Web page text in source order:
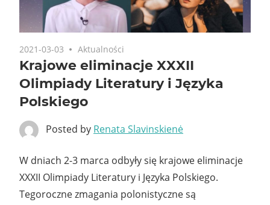
2021-03-03 Aktualności
Krajowe eliminacje XXXII
Olimpiady Literatury i Języka
Polskiego
Posted by Renata Slavinskienė
W dniach 2-3 marca odbyły się krajowe eliminacje
XXXII Olimpiady Literatury i Języka Polskiego.
Tegoroczne zmagania polonistyczne są